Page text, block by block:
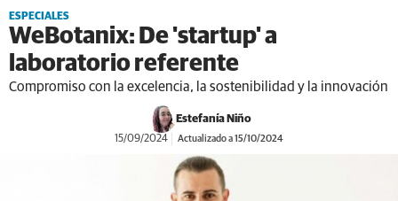
ESPECIALES
WeBotanix: De 'startup' a
laboratorio referente
Compromiso con la excelencia, la sostenibilidad y la innovación
Estefanía Niño
15/09/2024 Actualizado a 15/10/2024